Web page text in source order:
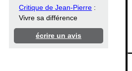
Critique de Jean-Pierre :
Vivre sa différence
écrire un avis